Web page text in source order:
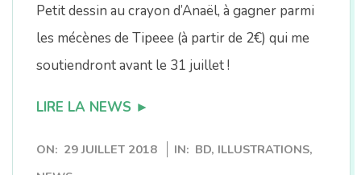
Petit dessin au crayon d’Anaël, à gagner parmi
les mécènes de Tipeee (à partir de 2€) qui me
soutiendront avant le 31 juillet !
LIRE LA NEWS ►
2018-
ON: 29 JUILLET 2018 IN: BD, ILLUSTRATIONS,